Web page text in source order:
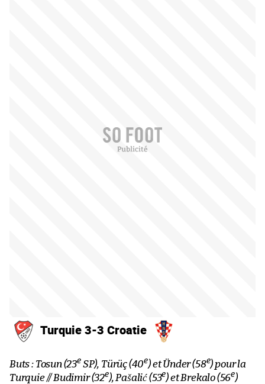
Turquie 3-3 Croatie
Buts : Tosun (23eSP), Türüç (40e) et Ünder (58e) pour la
Turquie // Budimir (32e), Pašalić (53e) et Brekalo (56e)